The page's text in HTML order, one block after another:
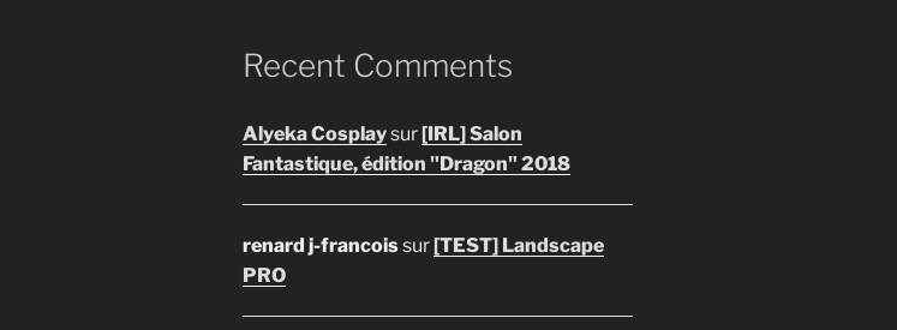
Recent Comments
Alyeka Cosplaysur [IRL] Salon
Fantastique, édition "Dragon" 2018
renard j-francoissur [TEST] Landscape
PRO